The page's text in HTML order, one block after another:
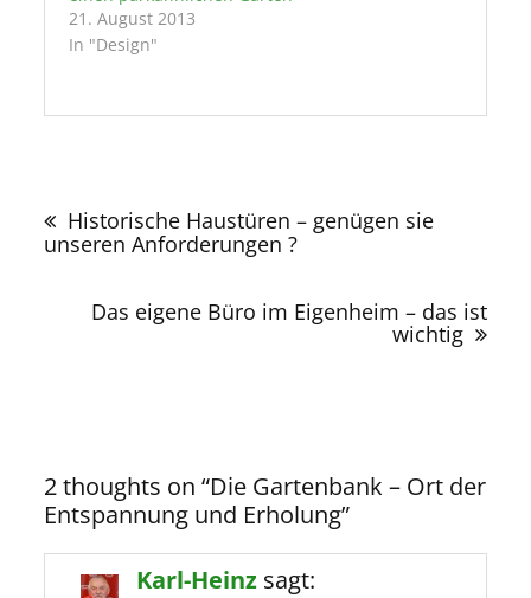
21. August 2013
In "Design"
Historische Haustüren – genügen sie
unseren Anforderungen ?
Das eigene Büro im Eigenheim – das ist
wichtig
2 thoughts on “Die Gartenbank – Ort der
Entspannung und Erholung”
Karl-Heinz sagt: